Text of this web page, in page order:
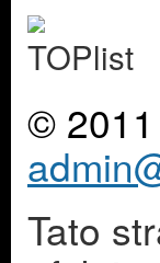
©
Tato